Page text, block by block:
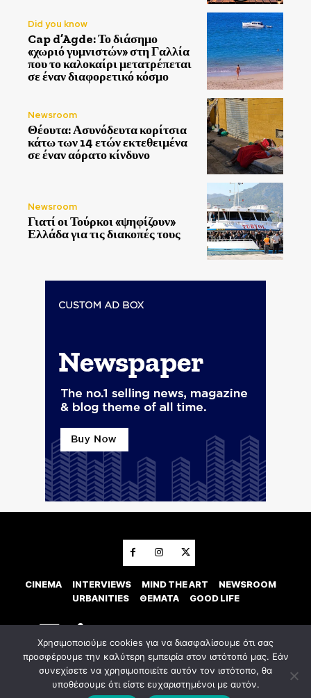
Did you know
Cap d’Agde: Το διάσημο
«χωριό γυμνιστών» στη Γαλλία
που το καλοκαίρι μετατρέπεται
σε έναν διαφορετικό κόσμο
Newsroom
Θέουτα: Ασυνόδευτα κορίτσια
κάτω των 14 ετών εκτεθειμένα
σε έναν αόρατο κίνδυνο
Newsroom
Γιατί οι Τούρκοι «ψηφίζουν»
Ελλάδα για τις διακοπές τους
CINEMA INTERVIEWS MIND THE ART
NEWSROOM
URBANITIES
ΘΕΜΑΤΑ GOOD LIFE
© 2023 Εxostispress - All right reserved. Κατασκευή Ιστοσελίδας
Χρησιμοποιούμε cookies για να διασφαλίσουμε ότι σας
προσφέρουμε την καλύτερη εμπειρία στον ιστότοπό μας. Εάν
συνεχίσετε να χρησιμοποιείτε αυτόν τον ιστότοπο, θα
υποθέσουμε ότι είστε ευχαριστημένοι με αυτόν.